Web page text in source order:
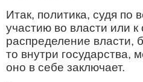
Итак, политика, судя по
участию во власти или
распределение власти,
то внутри государства,
оно в себе заключает.